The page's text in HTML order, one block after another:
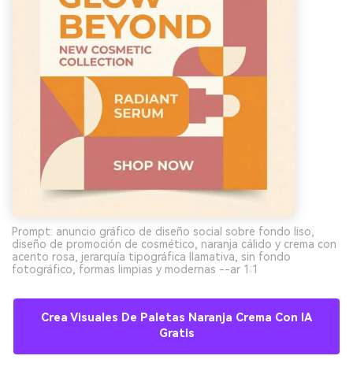
Prompt: anuncio gráfico de diseño social sobre fondo liso,
diseño de promoción de cosmético, naranja cálido y crema con
acento rosa, jerarquía tipográfica llamativa, sin fondo
fotográfico, formas limpias y modernas --ar 1:1
Crea Visuales De Paletas Naranja Crema Con IA
Gratis